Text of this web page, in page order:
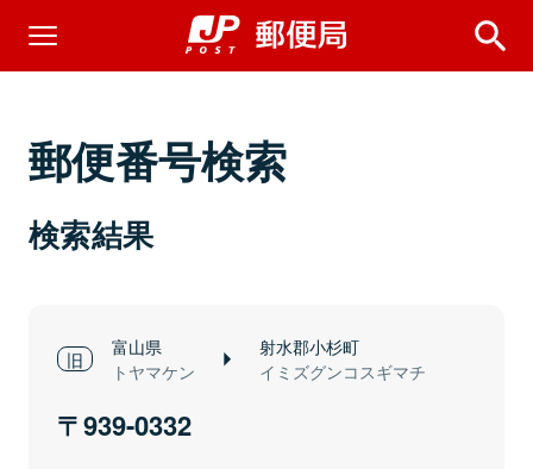
郵便番号検索
検索結果
富山県
トヤマケン
射水郡小杉町
イミズグンコスギマチ
939-0332